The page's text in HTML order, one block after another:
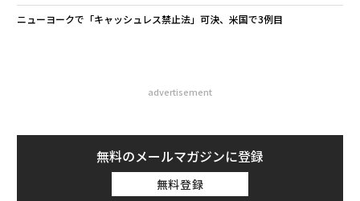
ニューヨークで「キャッシュレス禁止法」可決、米国で3例目
advertisement
無料のメールマガジンに登録
無料登録